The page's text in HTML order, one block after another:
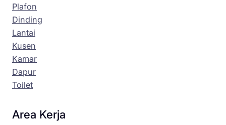
Plafon
Dinding
Lantai
Kusen
Kamar
Dapur
Toilet
Area Kerja